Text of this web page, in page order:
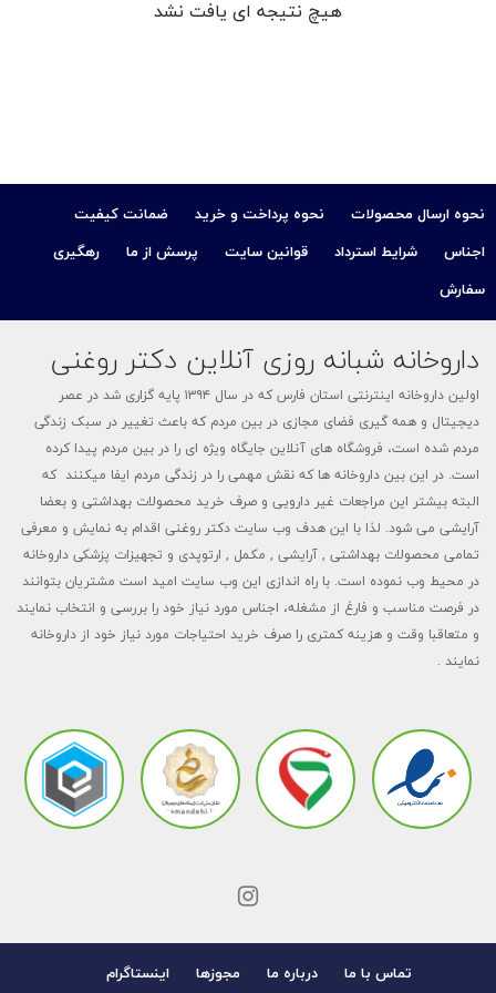
هیچ نتیجه ای یافت نشد
نحوه ارسال محصولات نحوه پرداخت و خرید
ضمانت کیفیت
اجناس
شرایط استرداد قوانین سایت پرسش از ما
رهگیری
سفارش
داروخانه شبانه روزی آنلاین دکتر روغنی
اولین داروخانه اینترنتی استان فارس که در سال ۱۳۹۴ پایه گزاری شد در عصر
دیجیتال و همه گیری فضای مجازی در بین مردم که باعث تغییر در سبک زندگی
مردم شده است، فروشگاه های آنلاین جایگاه ویژه ای را در بین مردم پیدا کرده
است. در این بین داروخانه ها که نقش مهمی را در زندگی مردم ایفا میکنند که
البته بیشتر این مراجعات غیر دارویی و صرف خرید محصولات بهداشتی و بعضا
آرایشی می شود. لذا با این هدف وب سایت دکتر روغنی اقدام به نمایش و معرفی
تمامی محصولات بهداشتی , آرایشی , مکمل , ارتوپدی و تجهیزات پزشکی داروخانه
در محیط وب نموده است. با راه اندازی این وب سایت امید است مشتریان بتوانند
در فرصت مناسب و فارغ از مشغله، اجناس مورد نیاز خود را بررسی و انتخاب نمایند
و متعاقبا وقت و هزینه کمتری را صرف خرید احتیاجات مورد نیاز خود از داروخانه
نمایند .
تماس با ما درباره ما مجوزها اینستاگرام